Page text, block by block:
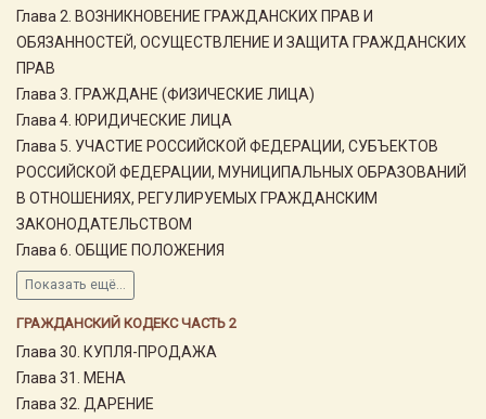
Глава 2. ВОЗНИКНОВЕНИЕ ГРАЖДАНСКИХ ПРАВ И
ОБЯЗАННОСТЕЙ, ОСУЩЕСТВЛЕНИЕ И ЗАЩИТА ГРАЖДАНСКИХ
ПРАВ
Глава 3. ГРАЖДАНЕ (ФИЗИЧЕСКИЕ ЛИЦА)
Глава 4. ЮРИДИЧЕСКИЕ ЛИЦА
Глава 5. УЧАСТИЕ РОССИЙСКОЙ ФЕДЕРАЦИИ, СУБЪЕКТОВ
РОССИЙСКОЙ ФЕДЕРАЦИИ, МУНИЦИПАЛЬНЫХ ОБРАЗОВАНИЙ
В ОТНОШЕНИЯХ, РЕГУЛИРУЕМЫХ ГРАЖДАНСКИМ
ЗАКОНОДАТЕЛЬСТВОМ
Глава 6. ОБЩИЕ ПОЛОЖЕНИЯ
Показать ещё...
ГРАЖДАНСКИЙ КОДЕКС ЧАСТЬ 2
Глава 30. КУПЛЯ-ПРОДАЖА
Глава 31. МЕНА
Глава 32. ДАРЕНИЕ